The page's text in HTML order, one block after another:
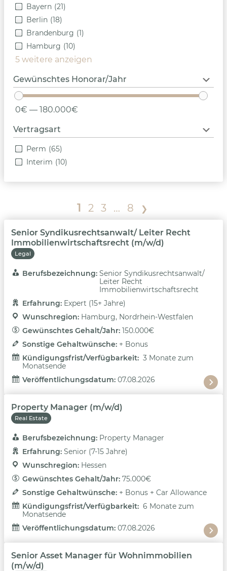
Bayern (21)
Berlin (18)
Brandenburg (1)
Hamburg (10)
5 weitere anzeigen
Gewünschtes Honorar/Jahr
0€ — 180.000€
Vertragsart
Perm (65)
Interim (10)
1 2 3 … 8 ❯
Senior Syndikusrechtsanwalt/ Leiter Recht
Immobilienwirtschaftsrecht (m/w/d)
Legal
Berufsbezeichnung: Senior Syndikusrechtsanwalt/
Leiter Recht
Immobilienwirtschaftsrecht
Erfahrung: Expert (15+ Jahre)
Wunschregion: Hamburg, Nordrhein-Westfalen
Gewünschtes Gehalt/Jahr: 150.000€
Sonstige Gehaltwünsche: + Bonus
Kündigungsfrist/Verfügbarkeit: 3 Monate zum
Monatsende
Veröffentlichungsdatum: 07.08.2026
Property Manager (m/w/d)
Real Estate
Berufsbezeichnung: Property Manager
Erfahrung: Senior (7-15 Jahre)
Wunschregion: Hessen
Gewünschtes Gehalt/Jahr: 75.000€
Sonstige Gehaltwünsche: + Bonus + Car Allowance
Kündigungsfrist/Verfügbarkeit: 6 Monate zum
Monatsende
Veröffentlichungsdatum: 07.08.2026
Senior Asset Manager für Wohnimmobilien
(m/w/d)